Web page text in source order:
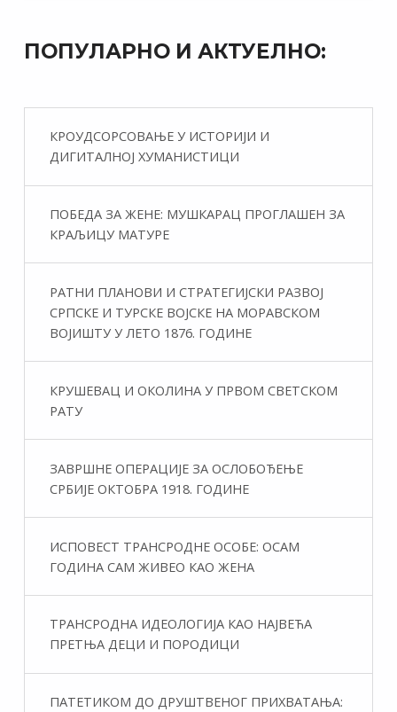
ПОПУЛАРНО И АКТУЕЛНО:
КРОУДСОРСОВАЊЕ У ИСТОРИЈИ И
ДИГИТАЛНОЈ ХУМАНИСТИЦИ
ПОБЕДА ЗА ЖЕНЕ: МУШКАРАЦ ПРОГЛАШЕН ЗА
КРАЉИЦУ МАТУРЕ
РАТНИ ПЛАНОВИ И СТРАТЕГИЈСКИ РАЗВОЈ
СРПСКЕ И ТУРСКЕ ВОЈСКЕ НА МОРАВСКОМ
ВОЈИШТУ У ЛЕТО 1876. ГОДИНЕ
КРУШЕВАЦ И ОКОЛИНА У ПРВОМ СВЕТСКОМ
РАТУ
ЗАВРШНЕ ОПЕРАЦИЈЕ ЗА ОСЛОБОЂЕЊЕ
СРБИЈЕ ОКТОБРА 1918. ГОДИНЕ
ИСПОВЕСТ ТРАНСРОДНЕ ОСОБЕ: ОСАМ
ГОДИНА САМ ЖИВЕО КАО ЖЕНА
ТРАНСРОДНА ИДЕОЛОГИЈА КАО НАЈВЕЋА
ПРЕТЊА ДЕЦИ И ПОРОДИЦИ
ПАТЕТИКОМ ДО ДРУШТВЕНОГ ПРИХВАТАЊА: